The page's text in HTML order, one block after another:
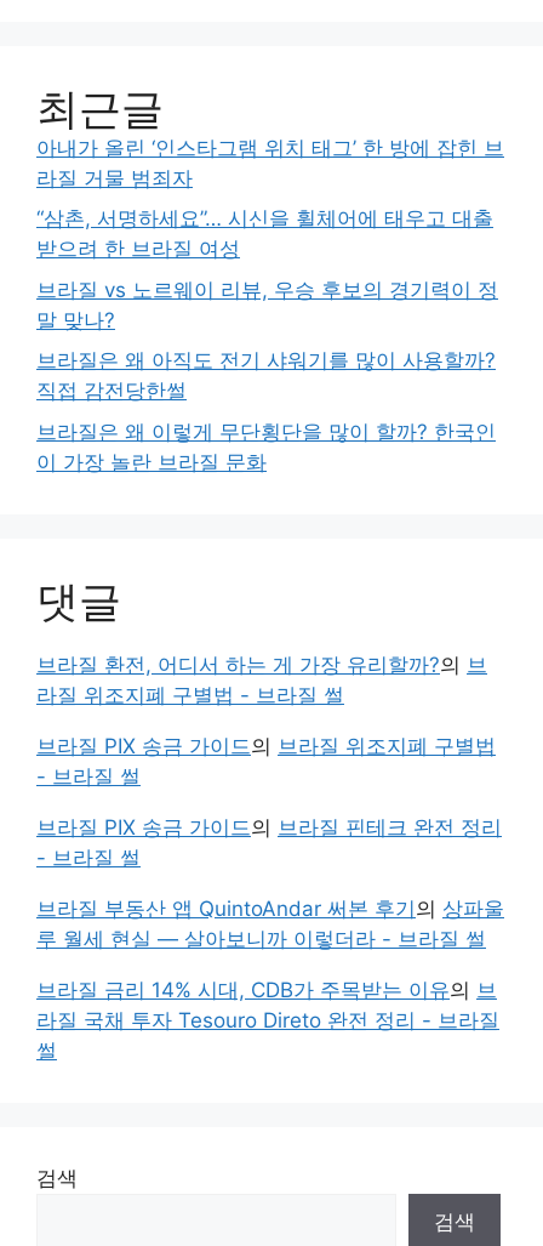
최근글
아내가 올린 ‘인스타그램 위치 태그’ 한 방에 잡힌 브
라질 거물 범죄자
“삼촌, 서명하세요”… 시신을 휠체어에 태우고 대출
받으려 한 브라질 여성
브라질 vs 노르웨이 리뷰, 우승 후보의 경기력이 정
말 맞나?
브라질은 왜 아직도 전기 샤워기를 많이 사용할까?
직접 감전당한썰
브라질은 왜 이렇게 무단횡단을 많이 할까? 한국인
이 가장 놀란 브라질 문화
댓글
브라질 환전, 어디서 하는 게 가장 유리할까?의 브
라질 위조지폐 구별법 - 브라질 썰
브라질 PIX 송금 가이드의 브라질 위조지폐 구별법
- 브라질 썰
브라질 PIX 송금 가이드의 브라질 핀테크 완전 정리
- 브라질 썰
브라질 부동산 앱 QuintoAndar 써본 후기의 상파울
루 월세 현실 — 살아보니까 이렇더라 - 브라질 썰
브라질 금리 14% 시대, CDB가 주목받는 이유의 브
라질 국채 투자 Tesouro Direto 완전 정리 - 브라질
썰
검색
검색